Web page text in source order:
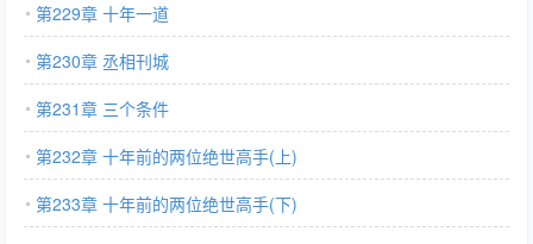
第229章 十年一道
第230章 丞相刊城
第231章 三个条件
第232章 十年前的两位绝世高手(上)
第233章 十年前的两位绝世高手(下)